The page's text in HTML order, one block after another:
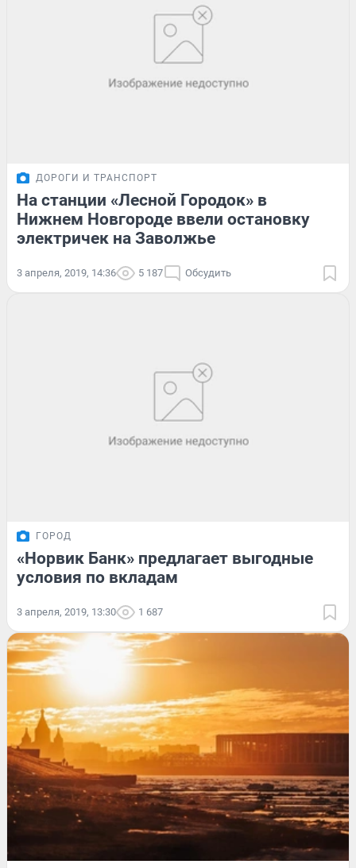
ДОРОГИ И ТРАНСПОРТ
На станции «Лесной Городок» в
Нижнем Новгороде ввели остановку
электричек на Заволжье
3 апреля, 2019, 14:36 5 187 Обсудить
ГОРОД
«Норвик Банк» предлагает выгодные
условия по вкладам
3 апреля, 2019, 13:30 1 687